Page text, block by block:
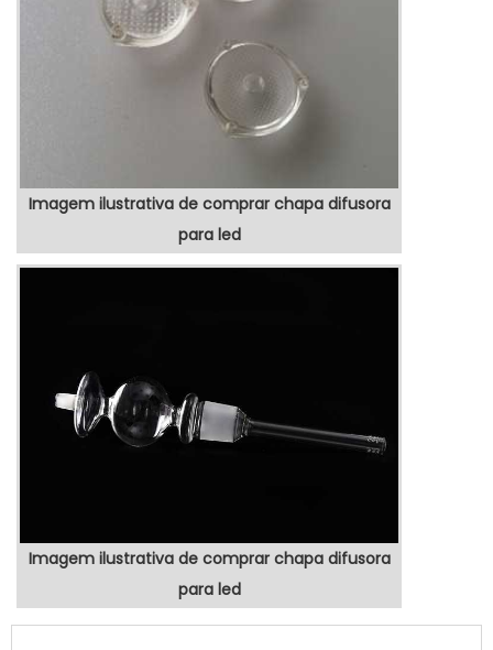
automação de processos.MAIS SOBRE
TOTEM POSTO DE GASOLINAHá muit...
Imagem ilustrativa de comprar chapa difusora
para led
Imagem ilustrativa de comprar chapa difusora
para led